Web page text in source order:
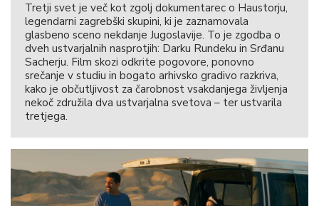
Tretji svet je več kot zgolj dokumentarec o Haustorju,
legendarni zagrebški skupini, ki je zaznamovala
glasbeno sceno nekdanje Jugoslavije. To je zgodba o
dveh ustvarjalnih nasprotjih: Darku Rundeku in Srđanu
Sacherju. Film skozi odkrite pogovore, ponovno
srečanje v studiu in bogato arhivsko gradivo razkriva,
kako je občutljivost za čarobnost vsakdanjega življenja
nekoč združila dva ustvarjalna svetova – ter ustvarila
tretjega.